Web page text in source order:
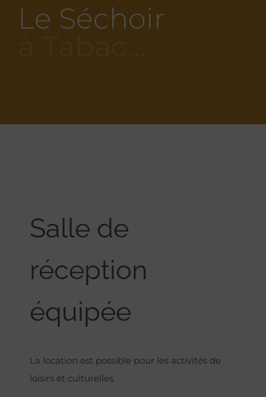
Le Séchoir
Salle de
réception
équipée
La location est possible pour les activités de
loisirs et culturelles.